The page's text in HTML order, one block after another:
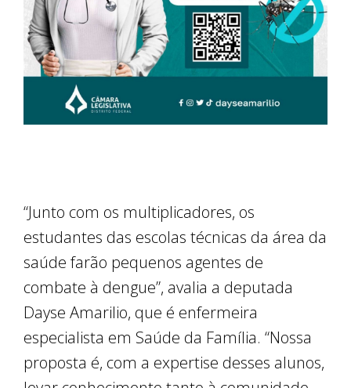
“Junto com os multiplicadores, os
estudantes das escolas técnicas da área da
saúde farão pequenos agentes de
combate à dengue”, avalia a deputada
Dayse Amarilio, que é enfermeira
especialista em Saúde da Família. “Nossa
proposta é, com a expertise desses alunos,